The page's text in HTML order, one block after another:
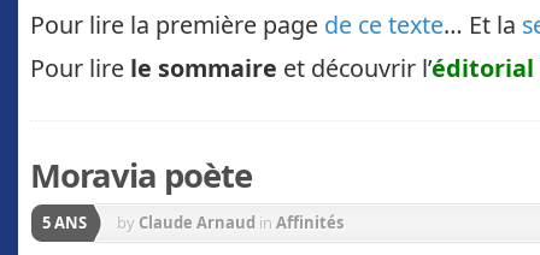
Pour lire la première page de ce texte… Et la
Pour lire le sommaire et découvrir l’éditorial
Moravia poète
5 ANS by Claude Arnaud in Affinités